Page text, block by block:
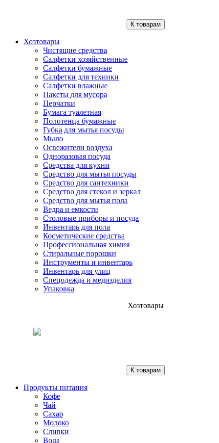
К товарам
Хозтовары
Чистящие средства
Салфетки хозяйственные
Салфетки бумажные
Салфетки для техники
Салфетки влажные
Пакеты для мусора
Перчатки
Бумага туалетная
Полотенца бумажные
Губка для мытья посуды
Мыло
Освежители воздуха
Одноразовая посуда
Средства для кухни
Средство для мытья посуды
Средство для сантехники
Средство для стекол и зеркал
Средство для мытья пола
Ведра и емкости
Столовые приборы и посуда
Инвентарь для пола
Косметические средства
Профессиональная химия
Стиральные порошки
Инструменты и инвентарь
Инвентарь для улиц
Спецодежда и медизделия
Упаковка
Хозтовары
К товарам
Продукты питания
Кофе
Чай
Сахар
Молоко
Сливки
Вода